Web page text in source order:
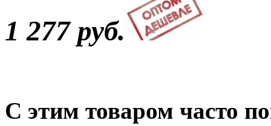
1 277 руб.
С этим товаром часто